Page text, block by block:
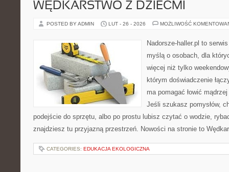
WĘDKARSTWO Z DZIEĆMI
POSTED BY ADMIN LUT - 26 - 2026 MOŻLIWOŚĆ
Nadorsze-haller.pl to
myślą o osobach, dla
więcej niż tylko
którym doświadczenie
ma pomagać łowić
Jeśli szukasz pomysłów,
podejście do sprzętu, albo po prostu lubisz czytać o wodzie,
znajdziesz tu przyjazną przestrzeń. Nowości na stronie to
CATEGORIES: EDUKACJA EKOLOGICZNA